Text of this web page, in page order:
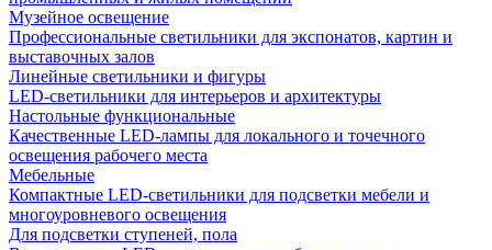
Музейное освещение
Профессиональные светильники для экспонатов, картин и
выставочных залов
Линейные светильники и фигуры
LED-светильники для интерьеров и архитектуры
Настольные функциональные
Качественные LED-лампы для локального и точечного
освещения рабочего места
Мебельные
Компактные LED-светильники для подсветки мебели и
многоуровневого освещения
Для подсветки ступеней, пола